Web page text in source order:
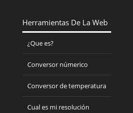
Herramientas De La Web
¿Que es?
Conversor númerico
Conversor de temperatura
Cual es mi resolución